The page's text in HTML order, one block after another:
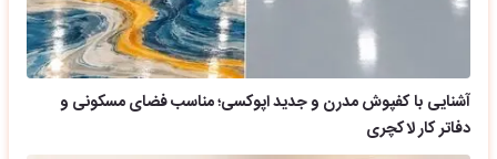
آشنایی با کفپوش مدرن و جدید اپوکسی؛ مناسب فضای مسکونی و
دفاتر کار لاکچری